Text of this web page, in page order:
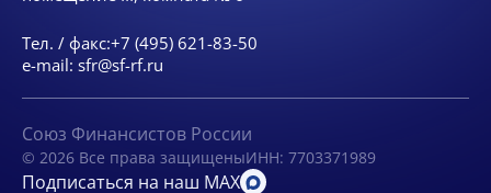
Тел. / факс:+7 (495) 621-83-50
e-mail: sfr@sf-rf.ru
Союз Финансистов России
© 2026 Все права защищеныИНН: 7703371989
Подписаться на наш MAX